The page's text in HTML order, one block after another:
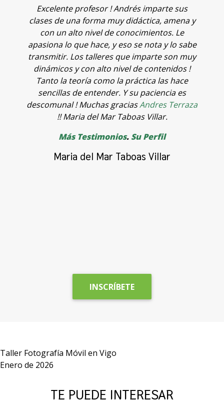
Excelente profesor ! Andrés imparte sus
clases de una forma muy didáctica, amena y
con un alto nivel de conocimientos. Le
apasiona lo que hace, y eso se nota y lo sabe
transmitir. Los talleres que imparte son muy
dinámicos y con alto nivel de contenidos !
Tanto la teoría como la práctica las hace
sencillas de entender. Y su paciencia es
descomunal ! Muchas graciasAndres Terraza
!! Maria del Mar Taboas Villar.
Más Testimonios. Su Perfil
Maria del Mar Taboas Villar
INSCRÍBETE
Taller Fotografía Móvil en Vigo
Enero de 2026
TE PUEDE INTERESAR